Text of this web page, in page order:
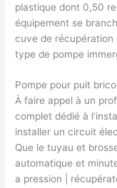
plastique dont 0,50
équipement se
cuve de récupération
type de pompe
Pompe pour puit
À faire appel à un
complet dédié à
installer un circuit
Que le tuyau et
automatique et
a pression |